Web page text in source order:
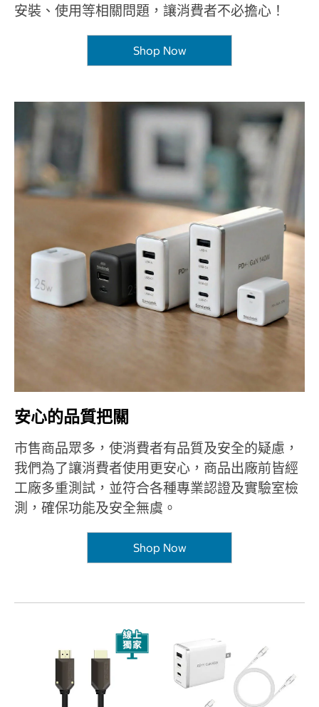
安裝、使用等相關問題，讓消費者不必擔心！
Shop Now
安心的品質把關
市售商品眾多，使消費者有品質及安全的疑慮，
我們為了讓消費者使用更安心，商品出廠前皆經
工廠多重測試，並符合各種專業認證及實驗室檢
測，確保功能及安全無虞。
Shop Now